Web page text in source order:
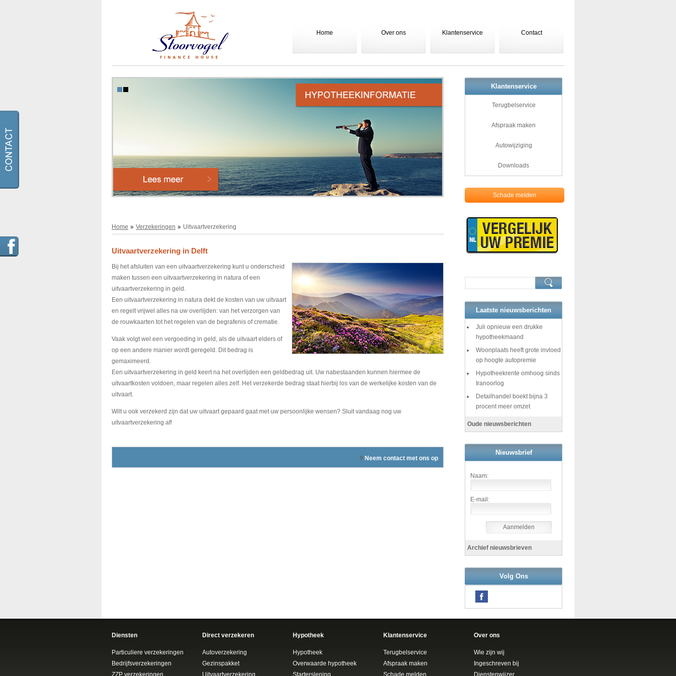
Home Over ons Klantenservice Contact
Home Verzekeringen Uitvaartverzekering
Uitvaartverzekering in Delft
Bij het afsluiten van een uitvaartverzekering kunt u onderscheid
maken tussen een uitvaartverzekering in natura of een
uitvaartverzekering in geld.
Een uitvaartverzekering in natura dekt de kosten van uw uitvaart
en regelt vrijwel alles na uw overlijden: van het verzorgen van
de rouwkaarten tot het regelen van de begrafenis of crematie.
Vaak volgt wel een vergoeding in geld, als de uitvaart elders of
op een andere manier wordt geregeld. Dit bedrag is
gemaximeerd.
Een uitvaartverzekering in geld keert na het overlijden een geldbedrag uit. Uw nabestaanden kunnen hiermee de
uitvaartkosten voldoen, maar regelen alles zelf. Het verzekerde bedrag staat hierbij los van de werkelijke kosten van de
uitvaart.
Wilt u ook verzekerd zijn dat uw uitvaart gepaard gaat met uw persoonlijke wensen? Sluit vandaag nog uw
uitvaartverzekering af!
Neem contact met ons op
Klantenservice
Terugbelservice
Afspraak maken
Autowijziging
Downloads
Schade melden
Laatste nieuwsberichten
Juli opnieuw een drukke
hypotheekmaand
Woonplaats heeft grote invloed
op hoogte autopremie
Hypotheekrente omhoog sinds
Iranoorlog
Detailhandel boekt bijna 3
procent meer omzet
Oude nieuwsberichten
Nieuwsbrief
Naam:
E-mail:
Aanmelden
Archief nieuwsbrieven
Volg Ons
Diensten
Particuliere verzekeringen
Bedrijfsverzekeringen
ZZP verzekeringen
Direct verzekeren
Autoverzekering
Gezinspakket
Uitvaartverzekering
Hypotheek
Hypotheek
Overwaarde hypotheek
Starterslening
Klantenservice
Terugbelservice
Afspraak maken
Schade melden
Over ons
Wie zijn wij
Ingeschreven bij
Dienstenwijzer